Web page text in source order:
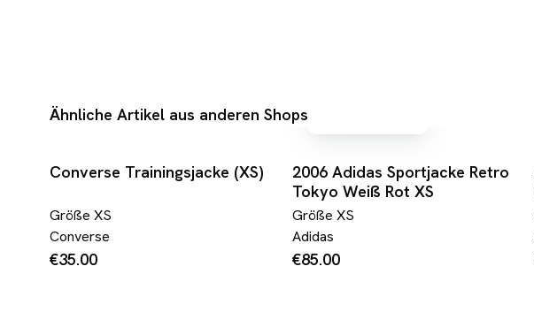
Ähnliche Artikel aus anderen Shops
Converse Trainingsjacke (XS)
Größe XS
Converse
€35.00
2006 Adidas Sportjacke Retro
Tokyo Weiß Rot XS
Größe XS
Adidas
€85.00